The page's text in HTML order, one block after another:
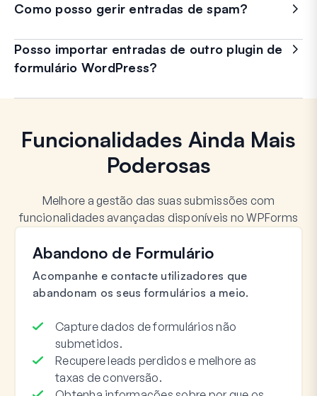
Como posso gerir entradas de spam?
Posso importar entradas de outro plugin de
formulário WordPress?
Funcionalidades Ainda Mais
Poderosas
Melhore a gestão das suas submissões com
funcionalidades avançadas disponíveis no WPForms
Abandono de Formulário
Acompanhe e contacte utilizadores que
abandonam os seus formulários a meio.
Capture dados de formulários não
submetidos.
Recupere leads perdidos e melhore as
taxas de conversão.